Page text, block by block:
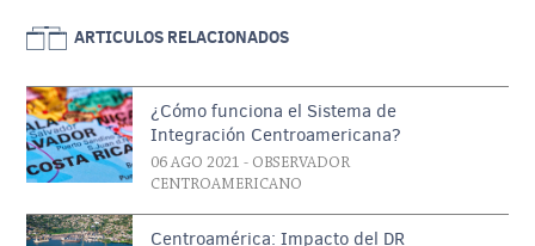
ARTICULOS RELACIONADOS
¿Cómo funciona el Sistema de
Integración Centroamericana?
06 AGO 2021 - OBSERVADOR
CENTROAMERICANO
Centroamérica: Impacto del DR